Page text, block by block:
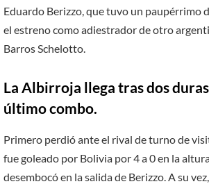
Eduardo Berizzo, que tuvo un paupérrimo
el estreno como adiestrador de otro
Barros Schelotto.
La Albirroja llega tras dos
último combo.
Primero perdió ante el rival de turno de
fue goleado por Bolivia por 4 a 0 en la
desembocó en la salida de Berizzo. A su